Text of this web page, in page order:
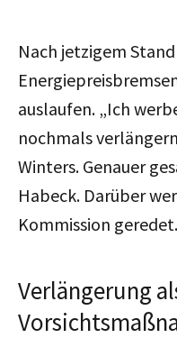
Nach jetzigem
auslaufen. „Ich
nochmals
Winters. Genauer
Habeck. Darüber
Kommission geredet.
Verlängerung